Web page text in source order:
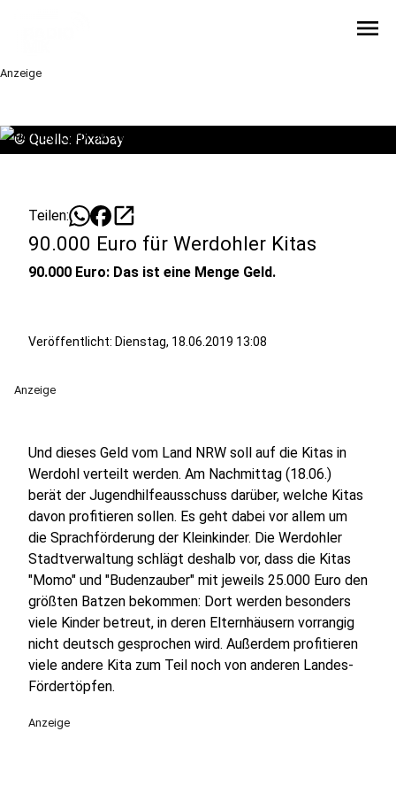
menu
Anzeige
© Quelle: Pixabay
Teilen: open_in_new
90.000 Euro für Werdohler Kitas
90.000 Euro: Das ist eine Menge Geld.
Veröffentlicht: Dienstag, 18.06.2019 13:08
Anzeige
Und dieses Geld vom Land NRW soll auf die Kitas in
Werdohl verteilt werden. Am Nachmittag (18.06.)
berät der Jugendhilfeausschuss darüber, welche Kitas
davon profitieren sollen. Es geht dabei vor allem um
die Sprachförderung der Kleinkinder. Die Werdohler
Stadtverwaltung schlägt deshalb vor, dass die Kitas
"Momo" und "Budenzauber" mit jeweils 25.000 Euro den
größten Batzen bekommen: Dort werden besonders
viele Kinder betreut, in deren Elternhäusern vorrangig
nicht deutsch gesprochen wird. Außerdem profitieren
viele andere Kita zum Teil noch von anderen Landes-
Fördertöpfen.
Anzeige